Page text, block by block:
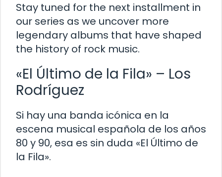
Stay tuned for the next installment in
our series as we uncover more
legendary albums that have shaped
the history of rock music.
«El Último de la Fila» – Los
Rodríguez
Si hay una banda icónica en la
escena musical española de los años
80 y 90, esa es sin duda «El Último de
la Fila».